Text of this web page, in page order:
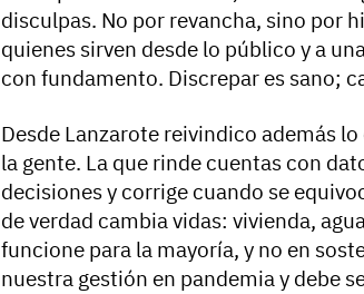
disculpas. No por revancha, sino por
quienes sirven desde lo público y a
con fundamento. Discrepar es sano;
Desde Lanzarote reivindico además
la gente. La que rinde cuentas con
decisiones y corrige cuando se
de verdad cambia vidas: vivienda,
funcione para la mayoría, y no en
nuestra gestión en pandemia y debe